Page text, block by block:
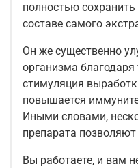
полностью
составе самого
Он же существенно
организма
стимуляция
повышается
Иными словами,
препарата
Вы работаете, и вам